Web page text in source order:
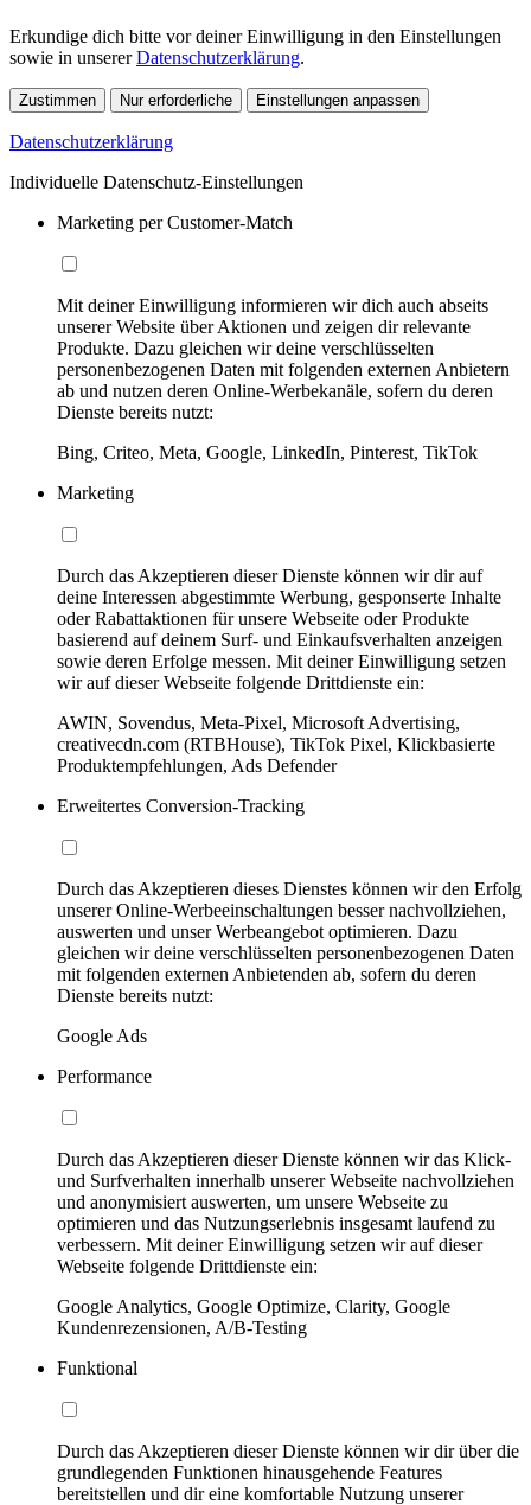
Erkundige dich bitte vor deiner Einwilligung in den Einstellungen
sowie in unsererDatenschutzerklärung.
Zustimmen Nur erforderliche Einstellungen anpassen
Datenschutzerklärung
Individuelle Datenschutz-Einstellungen
Marketing per Customer-Match
Mit deiner Einwilligung informieren wir dich auch abseits
unserer Website über Aktionen und zeigen dir relevante
Produkte. Dazu gleichen wir deine verschlüsselten
personenbezogenen Daten mit folgenden externen Anbietern
ab und nutzen deren Online-Werbekanäle, sofern du deren
Dienste bereits nutzt:
Bing, Criteo, Meta, Google, LinkedIn, Pinterest, TikTok
Marketing
Durch das Akzeptieren dieser Dienste können wir dir auf
deine Interessen abgestimmte Werbung, gesponserte Inhalte
oder Rabattaktionen für unsere Webseite oder Produkte
basierend auf deinem Surf- und Einkaufsverhalten anzeigen
sowie deren Erfolge messen. Mit deiner Einwilligung setzen
wir auf dieser Webseite folgende Drittdienste ein:
AWIN, Sovendus, Meta-Pixel, Microsoft Advertising,
creativecdn.com (RTBHouse), TikTok Pixel, Klickbasierte
Produktempfehlungen, Ads Defender
Erweitertes Conversion-Tracking
Durch das Akzeptieren dieses Dienstes können wir den Erfolg
unserer Online-Werbeeinschaltungen besser nachvollziehen,
auswerten und unser Werbeangebot optimieren. Dazu
gleichen wir deine verschlüsselten personenbezogenen Daten
mit folgenden externen Anbietenden ab, sofern du deren
Dienste bereits nutzt:
Google Ads
Performance
Durch das Akzeptieren dieser Dienste können wir das Klick-
und Surfverhalten innerhalb unserer Webseite nachvollziehen
und anonymisiert auswerten, um unsere Webseite zu
optimieren und das Nutzungserlebnis insgesamt laufend zu
verbessern. Mit deiner Einwilligung setzen wir auf dieser
Webseite folgende Drittdienste ein:
Google Analytics, Google Optimize, Clarity, Google
Kundenrezensionen, A/B-Testing
Funktional
Durch das Akzeptieren dieser Dienste können wir dir über die
grundlegenden Funktionen hinausgehende Features
bereitstellen und dir eine komfortable Nutzung unserer